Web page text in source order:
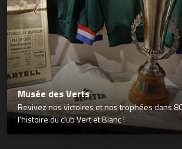
Musée des Verts
Revivez nos victoires et nos trophées dans
l’histoire du club Vert et Blanc !